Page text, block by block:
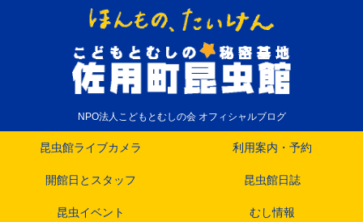
NPO法人こどもとむしの会 オフィシャルブログ
昆虫館ライブカメラ 利用案内・予約
開館日とスタッフ 昆虫館日誌
昆虫イベント むし情報